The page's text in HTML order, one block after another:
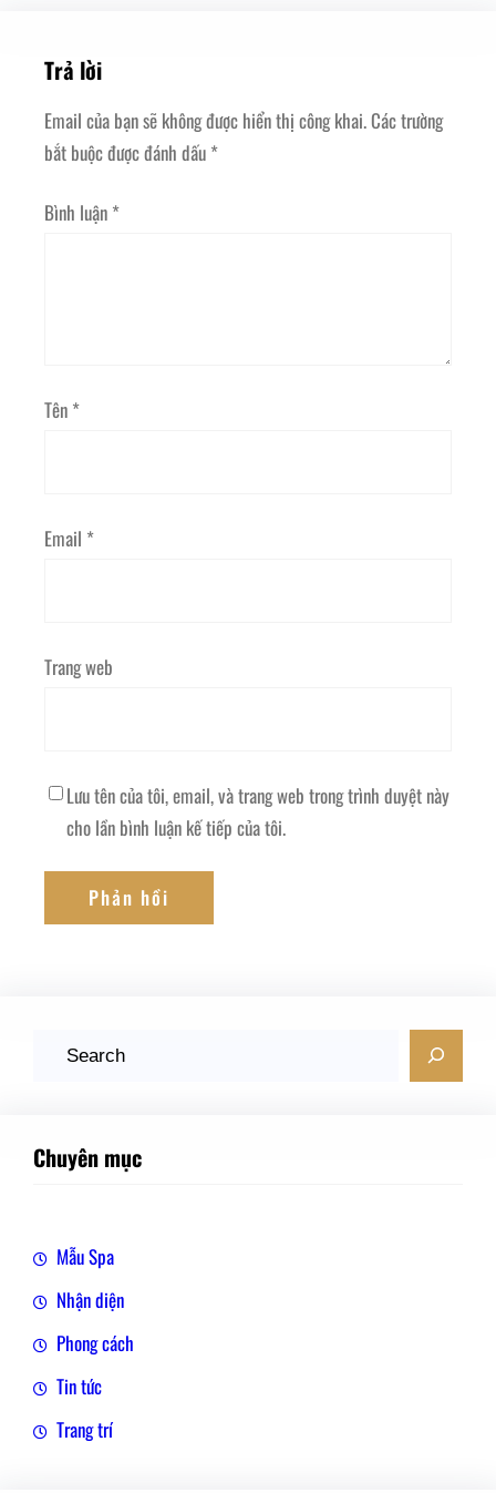
Trả lời
Email của bạn sẽ không được hiển thị công khai.Các trường
bắt buộc được đánh dấu *
Bình luận *
Tên *
Email *
Trang web
Lưu tên của tôi, email, và trang web trong trình duyệt này
cho lần bình luận kế tiếp của tôi.
iChuyên mục
Mẫu Spa
Nhận diện
Phong cách
Tin tức
Trang trí